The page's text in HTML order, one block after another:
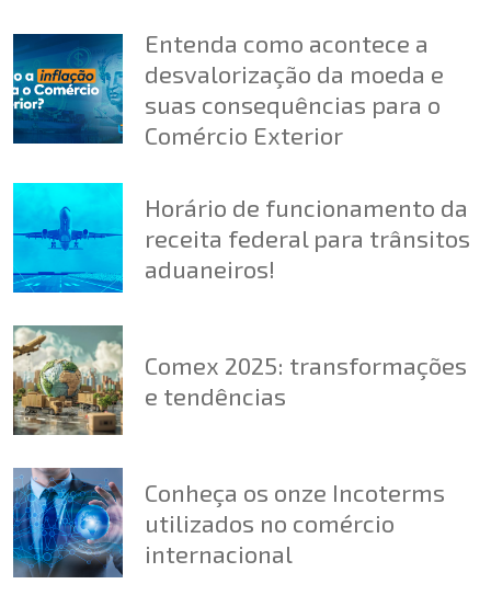
Entenda como acontece a
desvalorização da moeda e
suas consequências para o
Comércio Exterior
Horário de funcionamento da
receita federal para trânsitos
aduaneiros!
Comex 2025: transformações
e tendências
Conheça os onze Incoterms
utilizados no comércio
internacional